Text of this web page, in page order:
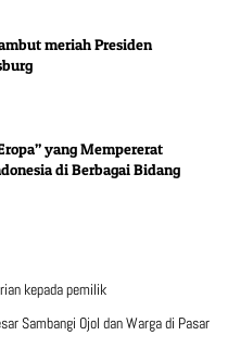
meriah Presiden
yang Mempererat
di Berbagai Bidang
kepada pemilik
Sambangi Ojol dan Warga di Pasar